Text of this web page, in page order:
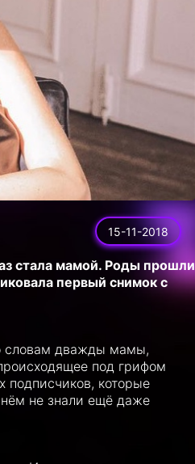
15-11-2018
стала мамой. Роды прошли
первый снимок с
словам дважды мамы,
под грифом
подписчиков, которые
нём не знали ещё даже